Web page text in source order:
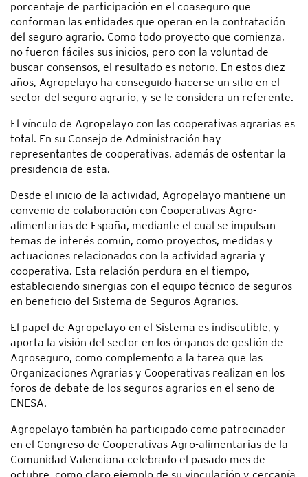
porcentaje de participación en el coaseguro que
conforman las entidades que operan en la contratación
del seguro agrario. Como todo proyecto que comienza,
no fueron fáciles sus inicios, pero con la voluntad de
buscar consensos, el resultado es notorio. En estos diez
años, Agropelayo ha conseguido hacerse un sitio en el
sector del seguro agrario, y se le considera un referente.
El vínculo de Agropelayo con las cooperativas agrarias es
total. En su Consejo de Administración hay
representantes de cooperativas, además de ostentar la
presidencia de esta.
Desde el inicio de la actividad, Agropelayo mantiene un
convenio de colaboración con Cooperativas Agro-
alimentarias de España, mediante el cual se impulsan
temas de interés común, como proyectos, medidas y
actuaciones relacionados con la actividad agraria y
cooperativa. Esta relación perdura en el tiempo,
estableciendo sinergias con el equipo técnico de seguros
en beneficio del Sistema de Seguros Agrarios.
El papel de Agropelayo en el Sistema es indiscutible, y
aporta la visión del sector en los órganos de gestión de
Agroseguro, como complemento a la tarea que las
Organizaciones Agrarias y Cooperativas realizan en los
foros de debate de los seguros agrarios en el seno de
ENESA.
Agropelayo también ha participado como patrocinador
en el Congreso de Cooperativas Agro-alimentarias de la
Comunidad Valenciana celebrado el pasado mes de